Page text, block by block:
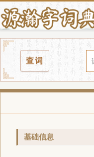
查词
基础信息